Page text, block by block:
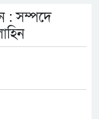
: সম্পদে